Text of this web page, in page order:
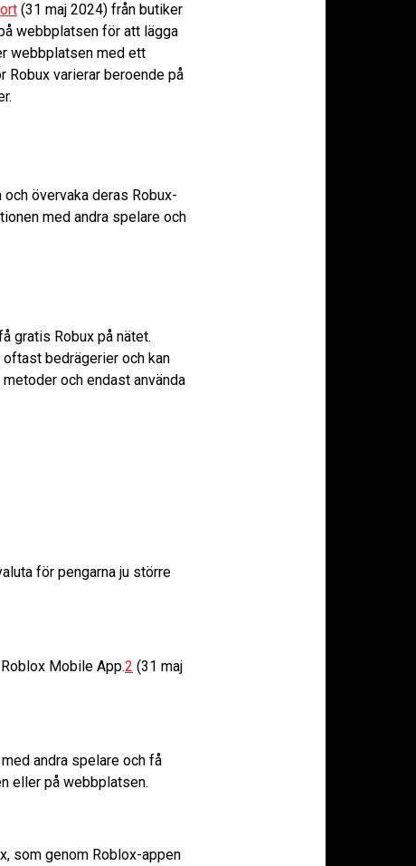
(31 maj 2024) från butiker
webbplatsen för att lägga
webbplatsen med ett
Robux varierar beroende på
övervaka deras Robux-
med andra spelare och
gratis Robux på nätet.
oftast bedrägerier och kan
och endast använda
för pengarna ju större
Mobile App.2 (31 maj
andra spelare och få
eller på webbplatsen.
som genom Roblox-appen